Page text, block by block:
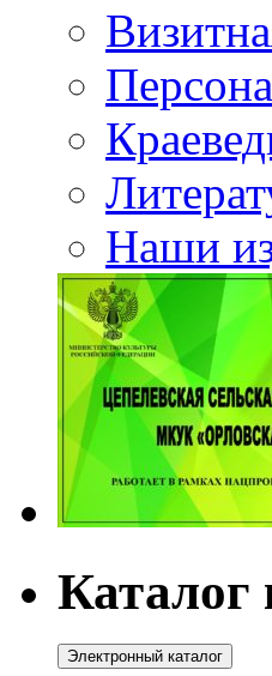
Наши
Каталог